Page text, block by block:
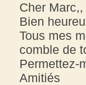
Cher Marc,,
Bien
Tous mes
comble de
Permettez-
Amitiés